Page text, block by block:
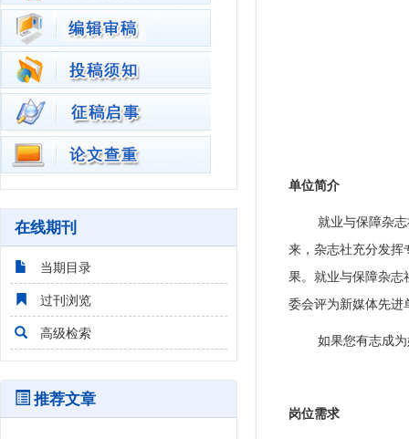
在线期刊
当期目录
过刊浏览
高级检索
推荐文章
单位简介
就业与保障杂志社
来，杂志社充分发挥
果。就业与保障杂志
委会评为新媒体先进
如果您有志成为
岗位需求